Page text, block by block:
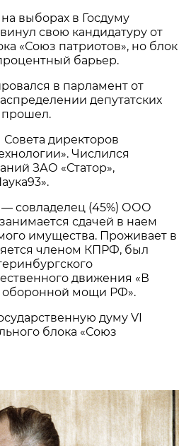
выборах в Госдуму
свою кандидатуру от
«Союз патриотов», но блок
барьер.
в парламент от
депутатских
прошел.
директоров
Числился
ЗАО «Статор»,
совладелец (45%) ООО
сдачей в наем
имущества. Проживает в
членом КПРФ, был
движения «В
оборонной мощи РФ».
думу VI
блока «Союз